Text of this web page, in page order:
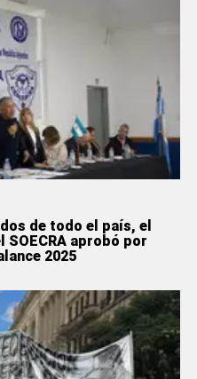
de todo el país, el
SOECRA aprobó por
2025